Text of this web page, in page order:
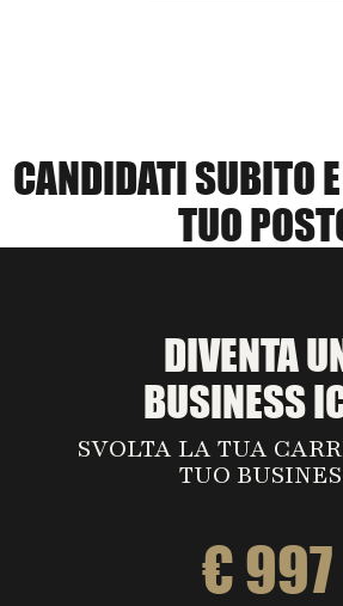
CANDIDATI SUBITO
TUO
DIVENTA
BUSINESS
SVOLTA LA TUA
TUO
€ 997